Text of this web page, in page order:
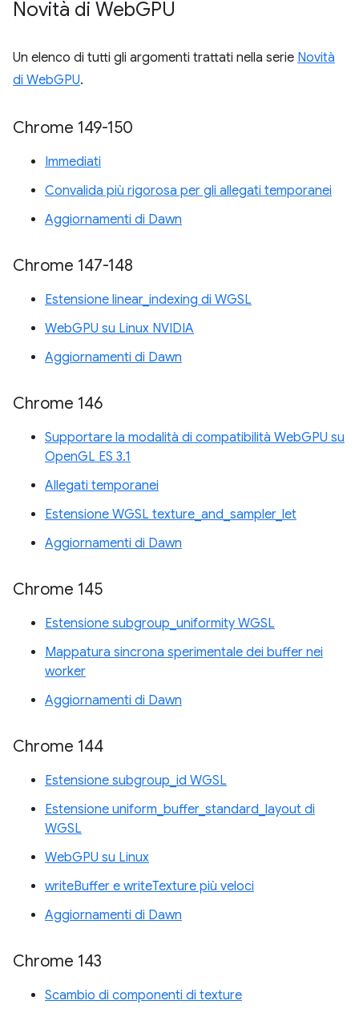
Novità di WebGPU
Un elenco di tutti gli argomenti trattati nella serie Novità
di WebGPU.
Chrome 149-150
Immediati
Convalida più rigorosa per gli allegati temporanei
Aggiornamenti di Dawn
Chrome 147-148
Estensione linear_indexing di WGSL
WebGPU su Linux NVIDIA
Aggiornamenti di Dawn
Chrome 146
Supportare la modalità di compatibilità WebGPU su
OpenGL ES 3.1
Allegati temporanei
Estensione WGSL texture_and_sampler_let
Aggiornamenti di Dawn
Chrome 145
Estensione subgroup_uniformity WGSL
Mappatura sincrona sperimentale dei buffer nei
worker
Aggiornamenti di Dawn
Chrome 144
Estensione subgroup_id WGSL
Estensione uniform_buffer_standard_layout di
WGSL
WebGPU su Linux
writeBuffer e writeTexture più veloci
Aggiornamenti di Dawn
Chrome 143
Scambio di componenti di texture